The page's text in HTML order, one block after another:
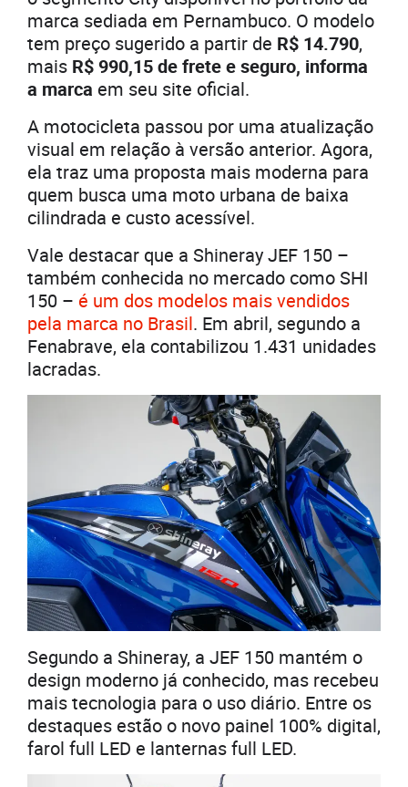
marca sediada em Pernambuco. O modelo
tem preço sugerido a partir de R$ 14.790,
mais R$ 990,15 de frete e seguro, informa
a marca em seu site oficial.
A motocicleta passou por uma atualização
visual em relação à versão anterior. Agora,
ela traz uma proposta mais moderna para
quem busca uma moto urbana de baixa
cilindrada e custo acessível.
Vale destacar que a Shineray JEF 150 –
também conhecida no mercado como SHI
150 – é um dos modelos mais vendidos
pela marca no Brasil. Em abril, segundo a
Fenabrave, ela contabilizou 1.431 unidades
lacradas.
Segundo a Shineray, a JEF 150 mantém o
design moderno já conhecido, mas recebeu
mais tecnologia para o uso diário. Entre os
destaques estão o novo painel 100% digital,
farol full LED e lanternas full LED.